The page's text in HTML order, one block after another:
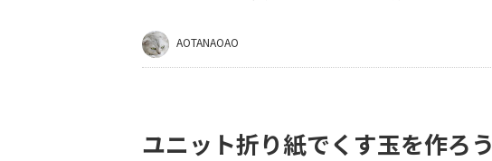
AOTANAOAO
ユニット折り紙でくす玉を作ろう